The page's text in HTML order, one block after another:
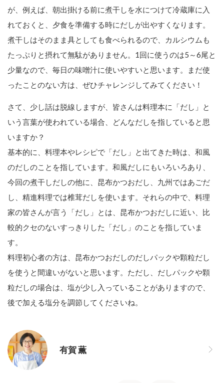
が、例えば、朝出掛ける前に煮干しを水につけて冷蔵庫に入
れておくと、夕食を準備する時にだしが出やすくなります。
煮干しはそのまま具としても食べられるので、カルシウムも
たっぷりと摂れて無駄がありません。1回に使うのは5～6尾と
少量なので、毎日の味噌汁に使いやすいと思います。まだ使
ったことのない方は、ぜひチャレンジしてみてください！
さて、少し話は脱線しますが、皆さんは料理本に「だし」と
いう言葉が使われている場合、どんなだしを指していると思
いますか？
基本的に、料理本やレシピで「だし」と出てきた時は、和風
のだしのことを指しています。和風だしにもいろいろあり、
今回の煮干しだしの他に、昆布かつおだし、九州ではあごだ
し、精進料理では椎茸だしを使います。それらの中で、料理
家の皆さんが言う「だし」とは、昆布かつおだしに近い、比
較的クセのないすっきりした「だし」のことを指していま
す。
料理初心者の方は、昆布かつおだしのだしパックや顆粒だし
を使うと間違いがないと思います。ただし、だしパックや顆
粒だしの場合は、塩が少し入っていることがありますので、
後で加える塩分を調節してくださいね。
有賀 薫